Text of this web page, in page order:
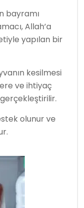
bayramı
Allah’a
yapılan bir
kesilmesi
ve ihtiyaç
olunur ve